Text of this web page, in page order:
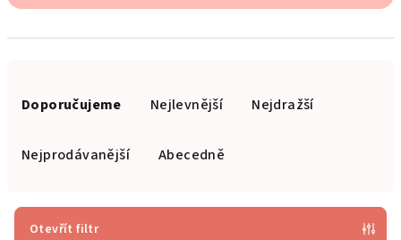
Doporučujeme Nejlevnější Nejdražší
Nejprodávanější Abecedně
Otevřít filtr